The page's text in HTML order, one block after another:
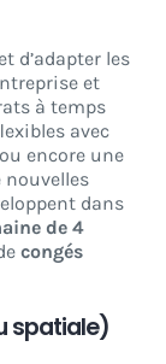
d’adapter les
et
à temps
avec
encore une
nouvelles
dans
de 4
congés
spatiale)